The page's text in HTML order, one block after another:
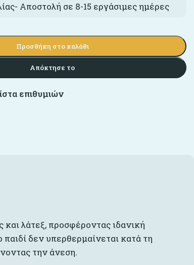
Αποστολή σε 8-15 εργάσιμες ημέρες
Προσθήκη στο καλάθι
Απόκτησε το
επιθυμιών
λάτεξ, προσφέροντας ιδανική
δεν υπερθερμαίνεται κατά τη
την άνεση.